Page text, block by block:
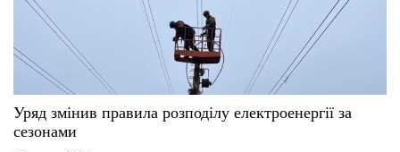
Уряд змінив правила розподілу електроенергії за
сезонами